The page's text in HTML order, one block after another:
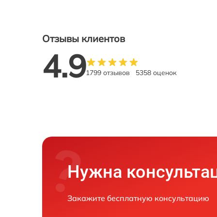
Отзывы клиентов
4.91799 отзывов 5358 оценок
Нужна
Закажите бесплатную консультацию